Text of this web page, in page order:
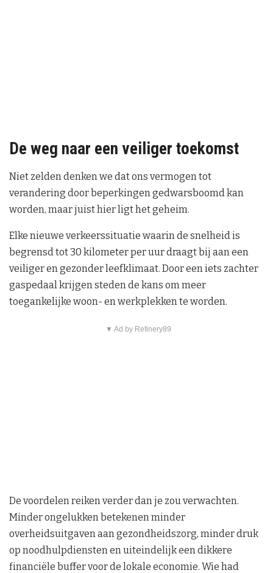
De weg naar een veiliger toekomst
Niet zelden denken we dat ons vermogen tot
verandering door beperkingen gedwarsboomd kan
worden, maar juist hier ligt het geheim.
Elke nieuwe verkeerssituatie waarin de snelheid is
begrensd tot 30 kilometer per uur draagt bij aan een
veiliger en gezonder leefklimaat. Door een iets zachter
gaspedaal krijgen steden de kans om meer
toegankelijke woon- en werkplekken te worden.
▼ Ad by Refinery89
De voordelen reiken verder dan je zou verwachten.
Minder ongelukken betekenen minder
overheidsuitgaven aan gezondheidszorg, minder druk
op noodhulpdiensten en uiteindelijk een dikkere
financiële buffer voor de lokale economie. Wie had